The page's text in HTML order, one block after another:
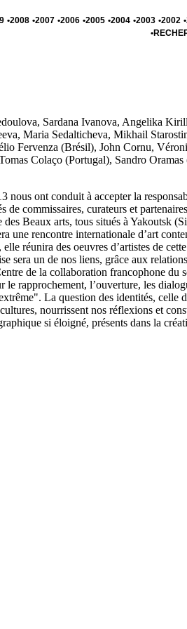
Sardana Ivanova, Angelika
Maria Sedalticheva, Mikhail
Fervenza (Brésil), John Cornu,
Colaço (Portugal), Sandro Oramas
ont conduit à accepter la
de commissaires, curateurs et
Beaux arts, tous situés à Yakoutsk
une rencontre internationale d’art
réunira des oeuvres d’artistes de
sera un de nos liens, grâce aux
de la collaboration francophone du
rapprochement, l’ouverture, les
La question des identités, celle
nourrissent nos réflexions et
si éloigné, présents dans la
•2008 •2007 •2006 •2005 •2004 •2003 •2002